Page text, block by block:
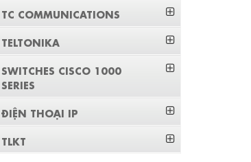
TC COMMUNICATIONS
TELTONIKA
SWITCHES CISCO 1000
SERIES
ĐIỆN THOẠI IP
TLKT